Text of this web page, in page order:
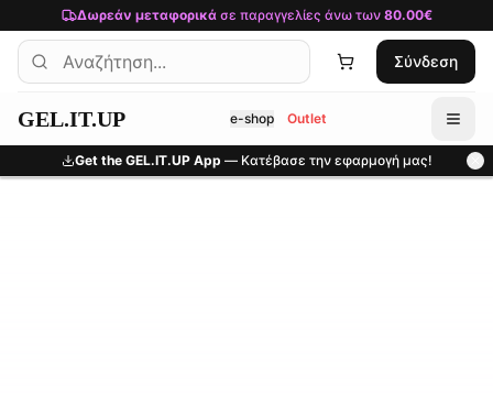
Μετάβαση στο κύριο περιεχόμενο
Δωρεάν μεταφορικάσε παραγγελίες άνω των 80.00€
Σύνδεση
GEL.IT.UP e-shop Outlet
Get the GEL.IT.UP App — Κατέβασε την εφαρμογή μας!